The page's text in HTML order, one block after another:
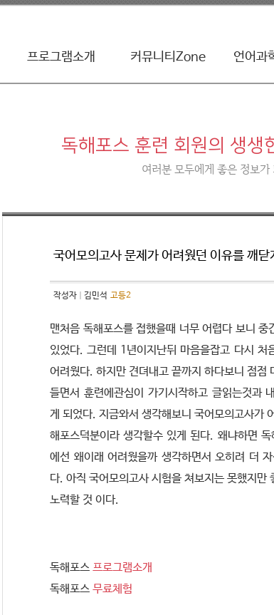
프로그램소개 커뮤니티Zone 언어과
독해포스 훈련 회원의 생생
여러분 모두에게 좋은 정보가
국어모의고사 문제가 어려웠던 이유를 깨닫
작성자 김민석 고등2
맨처음 독해포스를 접했을때 너무 어렵다 보니
있었다. 그런데 1년이지난뒤 마음을잡고 다시 처
어려웠다. 하지만 견뎌내고 끝까지 하다보니 점점
들면서 훈련에관심이 가기시작하고 글읽는것과
게 되었다. 지금와서 생각해보니 국어모의고사가
해포스덕분이라 생각할수 있게 된다. 왜냐하면 독
에선 왜이래 어려웠을까 생각하면서 오히려 더
다. 아직 국어모의고사 시험을 쳐보지는 못했지만
노력할 것 이다.
독해포스 프로그램소개
독해포스 무료체험